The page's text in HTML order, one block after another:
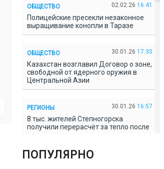
ОБЩЕСТВО 02.02.26 16:41
Полицейские пресекли незаконное
выращивание конопли в Таразе
ОБЩЕСТВО 30.01.26 17:30
Казахстан возглавил Договор о зоне,
свободной от ядерного оружия в
Центральной Азии
РЕГИОНЫ 30.01.26 16:57
8 тыс. жителей Степногорска
получили перерасчёт за тепло после
ПОПУЛЯРНО